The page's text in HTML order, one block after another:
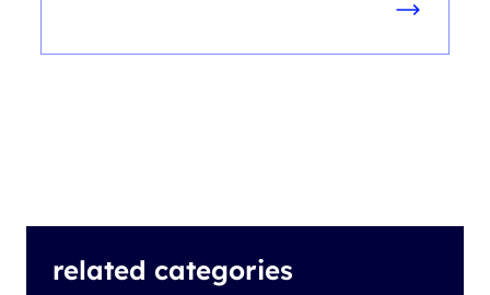
related categories